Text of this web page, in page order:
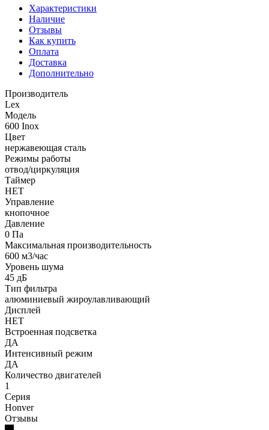
Характеристики
Наличие
Отзывы
Как купить
Оплата
Доставка
Дополнительно
Производитель
Lex
Модель
600 Inox
Цвет
нержавеющая сталь
Режимы работы
отвод/циркуляция
Таймер
НЕТ
Управление
кнопочное
Давление
0 Па
Максимальная производительность
600 м3/час
Уровень шума
45 дБ
Тип фильтра
алюминиевый жироулавливающий
Дисплей
НЕТ
Встроенная подсветка
ДА
Интенсивный режим
ДА
Количество двигателей
1
Серия
Honver
Отзывы